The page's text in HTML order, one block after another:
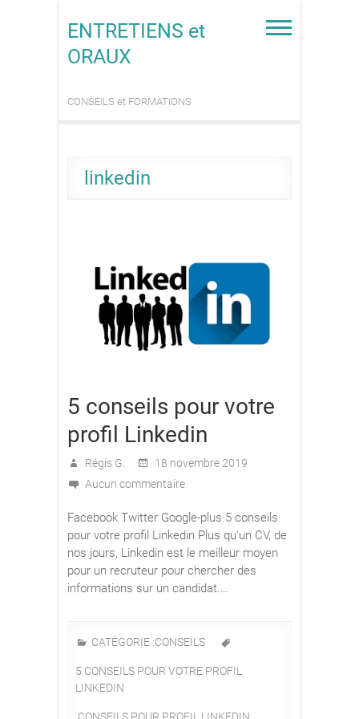
ENTRETIENS et
ORAUX
CONSEILS et FORMATIONS
linkedin
5 conseils pour votre
profil Linkedin
Régis G.
18 novembre 2019
Aucun commentaire
Facebook Twitter Google-plus 5 conseils
pour votre profil Linkedin Plus qu’un CV, de
nos jours, Linkedin est le meilleur moyen
pour un recruteur pour chercher des
informations sur un candidat.…
CATÉGORIE :CONSEILS
5 CONSEILS POUR VOTRE PROFIL
LINKEDIN